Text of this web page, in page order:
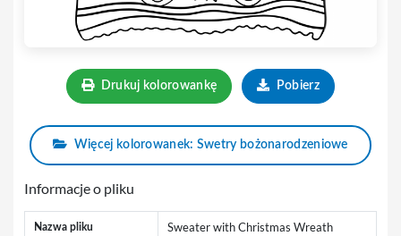
Drukuj kolorowankę Pobierz
Więcej kolorowanek: Swetry bożonarodzeniowe
Informacje o pliku
Nazwa pliku Sweater with Christmas Wreath